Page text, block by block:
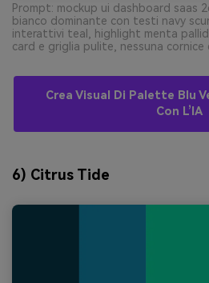
Prompt: mockup ui dashboard saas
bianco dominante con testi navy
interattivi teal, highlight menta
card e griglia pulite, nessuna
Crea Visual Di Palette Blu
Con L’IA
6) Citrus Tide